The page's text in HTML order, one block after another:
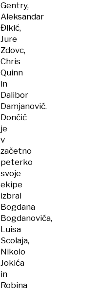
Gentry,
Aleksandar
Đikić,
Jure
Zdovc,
Chris
Quinn
in
Dalibor
Damjanović.
Dončić
je
v
začetno
peterko
svoje
ekipe
izbral
Bogdana
Bogdanovića,
Luisa
Scolaja,
Nikolo
Jokića
in
Robina